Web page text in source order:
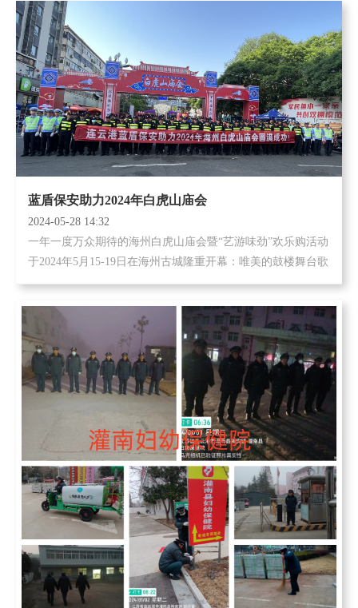
蓝盾保安助力2024年白虎山庙会
2024-05-28 14:32
一年一度万众期待的海州白虎山庙会暨“艺游味劲”欢乐购活动
于2024年5月15-19日在海州古城隆重开幕：唯美的鼓楼舞台歌
舞、喧闹的儿童乐园、排队等待套圈的大白鹅，非遗产品...